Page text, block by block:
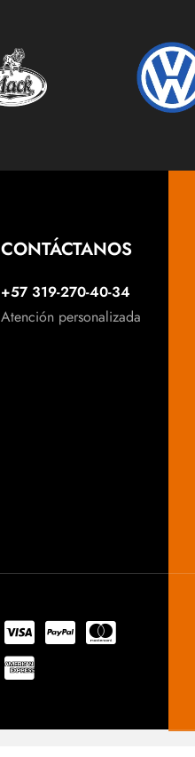
CONTÁCTANOS
+57 319-270-40-34
Atención personalizada